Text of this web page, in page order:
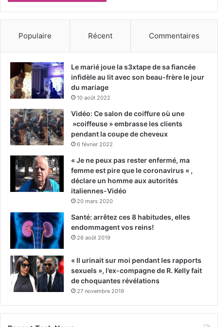
Populaire Récent Commentaires
Le marié joue la s3xtape de sa fiancée
infidèle au lit avec son beau-frère le jour
du mariage
10 août 2022
Vidéo: Ce salon de coiffure où une
»coiffeuse » embrasse les clients
pendant la coupe de cheveux
6 février 2022
« Je ne peux pas rester enfermé, ma
femme est pire que le coronavirus « ,
déclare un homme aux autorités
italiennes-Vidéo
20 mars 2020
Santé: arrêtez ces 8 habitudes, elles
endommagent vos reins!
26 août 2019
« Il urinait sur moi pendant les rapports
sexuels », l’ex-compagne de R. Kelly fait
de choquantes révélations
27 novembre 2019